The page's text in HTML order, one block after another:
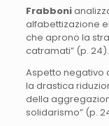
Frabboni
alfabettizazione
che aprono la
catramati” (p. 24).
Aspetto negativo
la drastica
della
solidarismo” (p.